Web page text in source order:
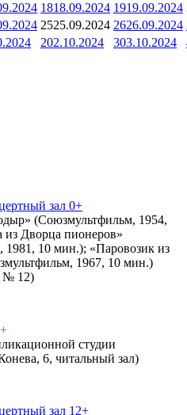
1818.09.2024 1919.09.2024
2525.09.2024 2626.09.2024
202.10.2024 303.10.2024
зал 0+
(Союзмультфильм, 1954,
Дворца пионеров»
10 мин.); «Паровозик из
1967, 10 мин.)
№ 12)
студии
6, читальный зал)
зал 12+